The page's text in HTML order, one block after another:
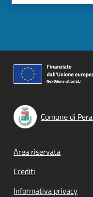
Comune di
Footer menu
Area riservata
Crediti
Informativa privacy